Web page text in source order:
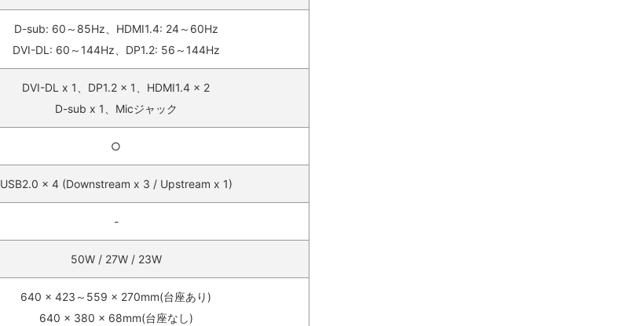
D-sub: 60～85Hz、HDMI1.4: 24～60Hz
DVI-DL: 60～144Hz、DP1.2: 56～144Hz‎
DVI-DL x 1、DP1.2 x 1、HDMI1.4 x 2
D-sub x 1、Micジャック‎
○‎
USB2.0 x 4 (Downstream x 3 / Upstream x 1)‎
-‎
50W / 27W / 23W‎
640 x 423～559 x 270mm(台座あり)
640 x 380 x 68mm(台座なし)‎